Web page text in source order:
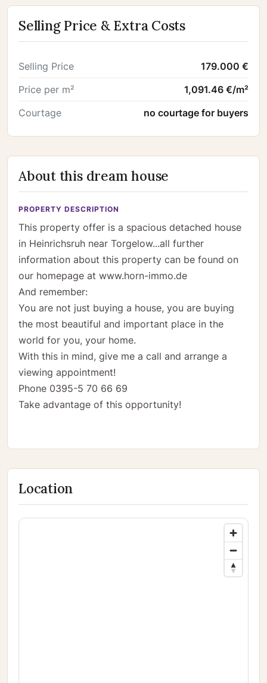
Selling Price & Extra Costs
Selling Price
179.000 €
Price per m²
1,091.46 €/m²
Courtage
no courtage for buyers
About this dream house
PROPERTY DESCRIPTION
This property offer is a spacious detached house
in Heinrichsruh near Torgelow...all further
information about this property can be found on
our homepage at www.horn-immo.de
And remember:
You are not just buying a house, you are buying
the most beautiful and important place in the
world for you, your home.
With this in mind, give me a call and arrange a
viewing appointment!
Phone 0395-5 70 66 69
Take advantage of this opportunity!
Location